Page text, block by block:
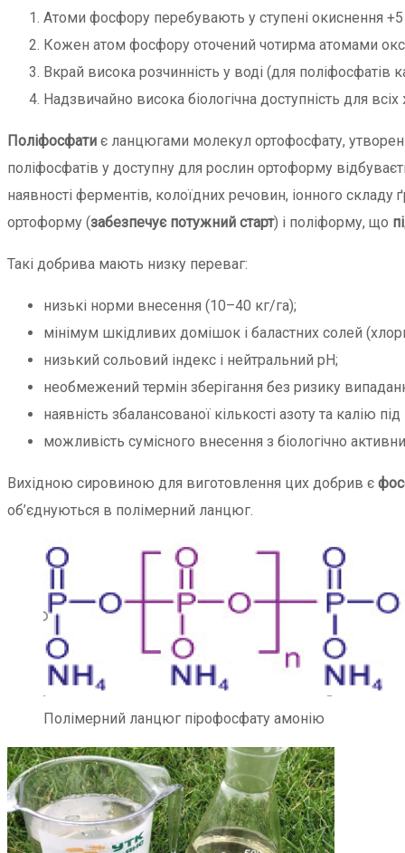
Атоми фосфору перебувають у ступені окиснення
Кожен атом фосфору оточений чотирма атомами
Вкрай висока розчинність у воді (для поліфосфатів
Надзвичайно висока біологічна доступність для
Поліфосфати є ланцюгами молекул ортофосфату,
поліфосфатів у доступну для рослин ортоформу
наявності ферментів, колоїдних речовин, іонного складу
ортоформу (забезпечує потужний старт) і поліформу, що
Такі добрива мають низку переваг:
низькі норми внесення (10–40 кг/га);
мінімум шкідливих домішок і баластних солей
низький сольовий індекс і нейтральний рН;
необмежений термін зберігання без ризику
наявність збалансованої кількості азоту та калію
можливість сумісного внесення з біологічно
Вихідною сировиною для виготовлення цих добрив є
об’єднуються в полімерний ланцюг.
Полімерний ланцюг пірофосфату амонію